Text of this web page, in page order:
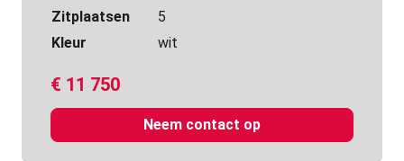
Zitplaatsen
5
Kleur
wit
€ 11 750
Neem contact op